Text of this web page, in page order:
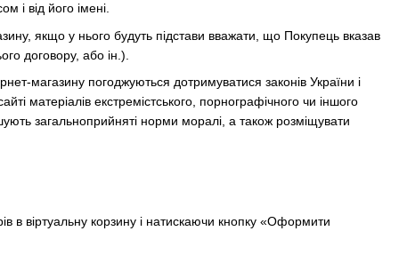
і від його імені.
якщо у нього будуть підстави вважати, що Покупець вказав
договору, або ін.).
магазину погоджуються дотримуватися законів України і
матеріалів екстремістського, порнографічного чи іншого
загальноприйняті норми моралі, а також розміщувати
віртуальну корзину і натискаючи кнопку «Оформити